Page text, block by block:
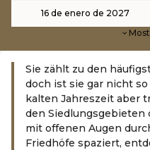
16 de enero de 2027
Sie zählt zu den
doch ist sie gar nicht
kalten Jahreszeit aber
den Siedlungsgebieten
mit offenen Augen
Friedhöfe spaziert,